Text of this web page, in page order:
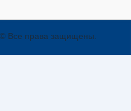
Все права защищены.